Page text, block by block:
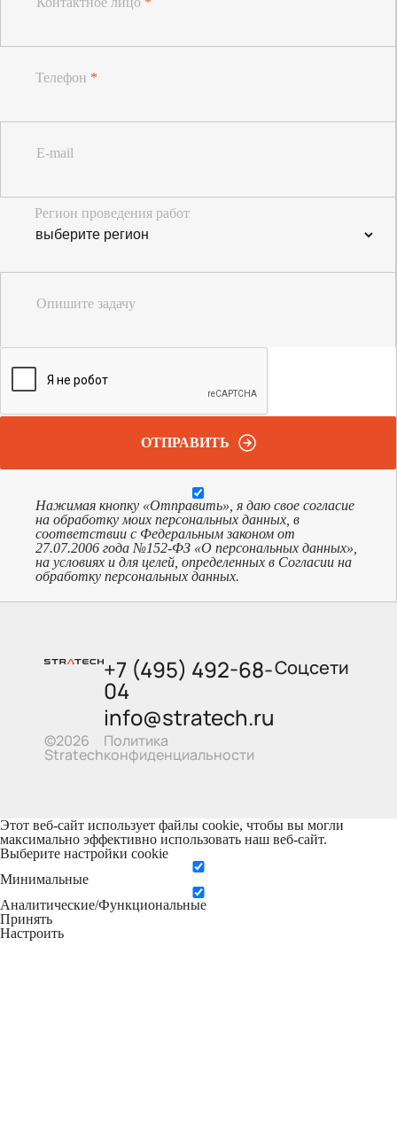
Телефон *
E-mail
Регион проведения работ
Опишите задачу
ОТПРАВИТЬ
Нажимая кнопку «Отправить», я даю свое согласие
на обработку моих персональных данных, в
соответствии с Федеральным законом от
27.07.2006 года №152-ФЗ «О персональных данных»,
на условиях и для целей, определенных в Согласии на
обработку персональных данных.
©2026
Stratech
+7 (495) 492-68-
04
info@stratech.ru
Политика
конфиденциальности
Соцсети
Этот веб-сайт использует файлы cookie, чтобы вы могли
максимально эффективно использовать наш веб-сайт.
Выберите настройки cookie
Минимальные
Аналитические/Функциональные
Принять
Настроить